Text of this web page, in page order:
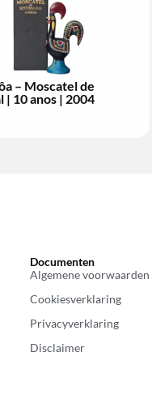
Conde de Arraiolos – Vinho
Tinto | Superior | Per Fles
Documenten
Algemene voorwaarden
Cookiesverklaring
Privacyverklaring
Disclaimer